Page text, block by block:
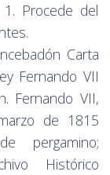
1. Procede del
Carta
Fernando VII
Fernando VII,
de 1815
pergamino;
Histórico